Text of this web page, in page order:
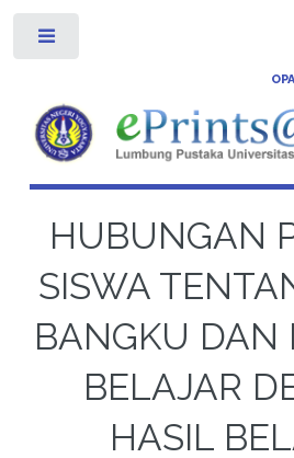
HUBUNGAN
SISWA
BANGKU DAN
BELAJAR
HASIL